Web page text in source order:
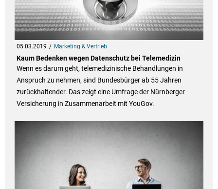
05.03.2019 Marketing & Vertrieb
Kaum Bedenken wegen Datenschutz bei Telemedizin
Wenn es darum geht, telemedizinische Behandlungen in
Anspruch zu nehmen, sind Bundesbürger ab 55 Jahren
zurückhaltender. Das zeigt eine Umfrage der Nürnberger
Versicherung in Zusammenarbeit mit YouGov.